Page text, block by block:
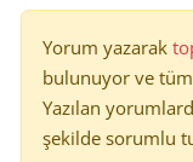
Yorum yazarak
bulunuyor ve
Yazılan
şekilde sorumlu